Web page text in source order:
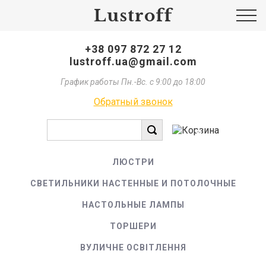
Lustroff
+38 097 872 27 12
lustroff.ua@gmail.com
График работы Пн.-Вс. с 9:00 до 18:00
Обратный звонок
0
ЛЮСТРИ
СВЕТИЛЬНИКИ НАСТЕННЫЕ И ПОТОЛОЧНЫЕ
НАСТОЛЬНЫЕ ЛАМПЫ
ТОРШЕРИ
ВУЛИЧНЕ ОСВІТЛЕННЯ